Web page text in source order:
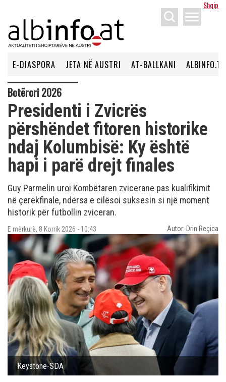
Shqip
menu
E-DIASPORA JETA NË AUSTRI AT-BALLKANI ALBINFO.TV
Botërori 2026
Presidenti i Zvicrës
përshëndet fitoren historike
ndaj Kolumbisë: Ky është
hapi i parë drejt finales
Guy Parmelin uroi Kombëtaren zvicerane pas kualifikimit
në çerekfinale, ndërsa e cilësoi suksesin si një moment
historik për futbollin zviceran.
E mërkurë, 8 Korrik 2026 - 10:43 Autor: Drin Reçica
Keystone-SDA